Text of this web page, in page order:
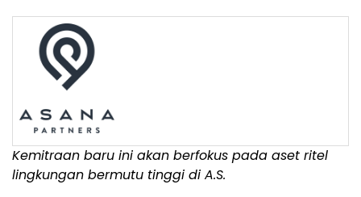
Kemitraan baru ini akan berfokus pada aset ritel
lingkungan bermutu tinggi di A.S.